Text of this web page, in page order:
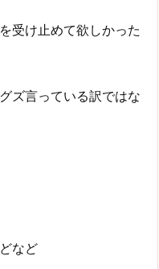
受け止めて欲しかった
ズ言っている訳ではな
など